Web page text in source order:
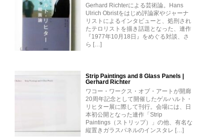
Gerhard Richterによる芸術論。Hans
Ulrich Obristをはじめ評論家やジャーナ
リストによるインタビューと、処刑され
たテロリストを描き話題となった、連作
『1977年10月18日』をめぐる対談、さ
ら […]
Strip Paintings and 8 Glass Panels |
Gerhard Richter
ワコー・ワークス・オブ・アートが開廊
20周年記念として開催したゲルハルト・
リヒター展に際して刊行。会場には、日
本初公開となった連作「Strip
Paintings（ストリップ）」の他、有名な
縦置きガラスパネルのインスタレ […]